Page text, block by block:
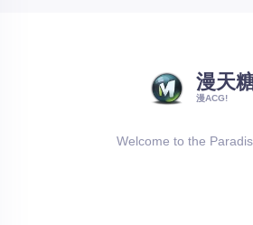
漫天
漫ACG!
Welcome to the